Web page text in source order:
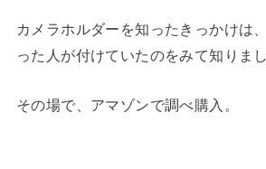
カメラホルダーを知ったきっかけは
った人が付けていたのをみて知りまし
その場で、アマゾンで調べ購入。